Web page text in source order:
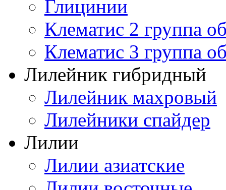
Глицинии
Клематис 2 группа
Клематис 3 группа
Лилейник гибридный
Лилейник махровый
Лилейники спайдер
Лилии
Лилии азиатские